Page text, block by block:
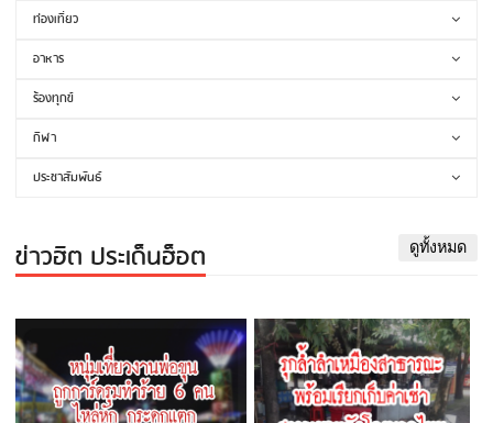
ท่องเที่ยว
อาหาร
ร้องทุกข์
กีฬา
ประชาสัมพันธ์
ข่าวฮิต ประเด็นฮ็อต ดูทั้งหมด